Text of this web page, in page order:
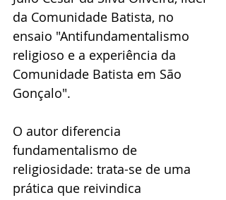
da Comunidade Batista, no
ensaio "Antifundamentalismo
religioso e a experiência da
Comunidade Batista em São
Gonçalo".
O autor diferencia
fundamentalismo de
religiosidade: trata-se de uma
prática que reivindica